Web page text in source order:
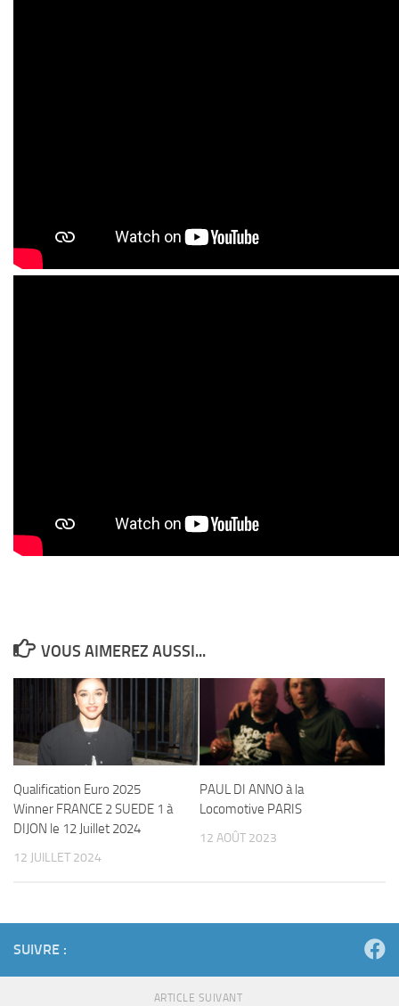
VOUS AIMEREZ AUSSI...
Qualification Euro 2025
Winner FRANCE 2 SUEDE 1 à
DIJON le 12 Juillet 2024
12 JUILLET 2024
PAUL DI ANNO à la
Locomotive PARIS
12 AOÛT 2023
SUIVRE :
ARTICLE SUIVANT